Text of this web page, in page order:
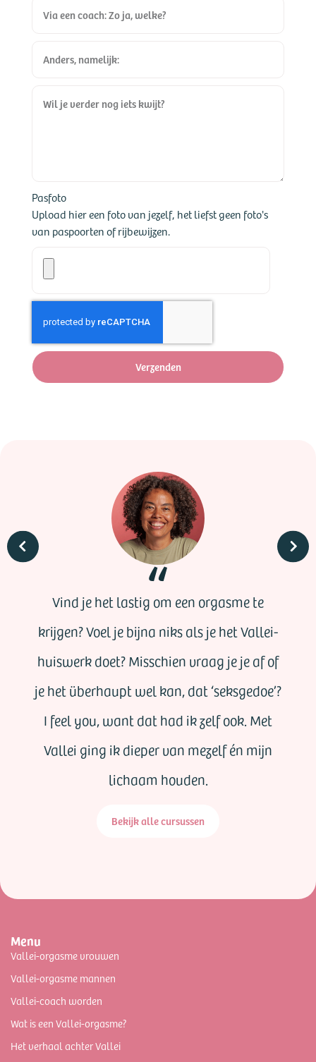
Pasfoto
Upload hier een foto van jezelf, het liefst geen foto's
van paspoorten of rijbewijzen.
Verzenden
Vind je het lastig om een orgasme te
krijgen? Voel je bijna niks als je het Vallei-
huiswerk doet? Misschien vraag je je af of
je het überhaupt wel kan, dat ‘seksgedoe’?
I feel you, want dat had ik zelf ook. Met
Vallei ging ik dieper van mezelf én mijn
lichaam houden.
Bekijk alle cursussen
Menu
Vallei-orgasme vrouwen
Vallei-orgasme mannen
Vallei-coach worden
Wat is een Vallei-orgasme?
Het verhaal achter Vallei